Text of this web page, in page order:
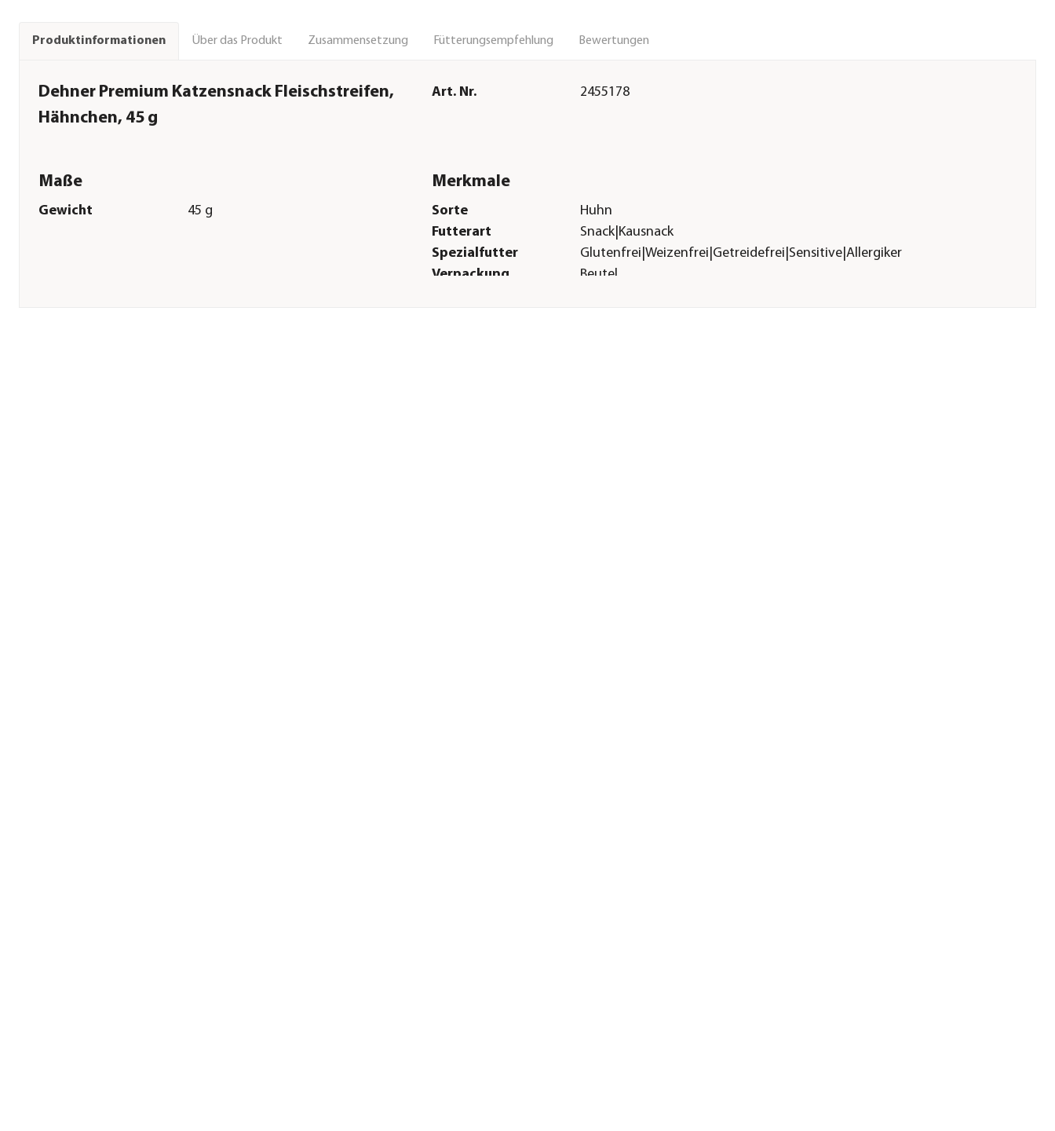
Produktinformationen Über das Produkt Zusammensetzung Fütterungsempfehlung Bewertungen
Dehner Premium Katzensnack Fleischstreifen,
Hähnchen, 45 g
Art. Nr. 2455178
Maße
Gewicht 45 g
Merkmale
Sorte
Huhn
Futterart
Snack|Kausnack
Spezialfutter
Glutenfrei|Weizenfrei|Getreidefrei|Sensitive|Allergiker
Verpackung
Beutel